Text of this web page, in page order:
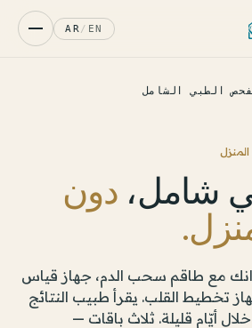
EN
/
AR
الطبي الشامل
شامل، دون
مع طاقم سحب الدم، جهاز قياس
تخطيط القلب. يقرأ طبيب النتائج
أيّام قليلة. ثلاث باقات —